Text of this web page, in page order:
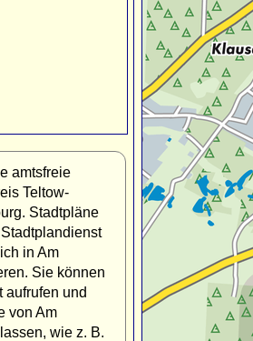
amtsfreie
Teltow-
Stadtpläne
in Am
Sie können
aufrufen und
von Am
wie z. B.